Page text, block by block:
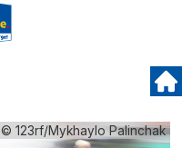
© 123rf/Mykhaylo Palinchak